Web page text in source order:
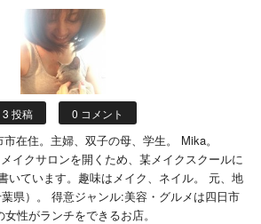
3 投稿 0 コメント
在住。主婦、双子の母、学生。 Mika。
イクサロンを開くため、某メイクスクールに
いています。趣味はメイク、ネイル。 元、地
県）。 得意ジャンル:美容・グルメは四日市
女性がランチをできるお店。